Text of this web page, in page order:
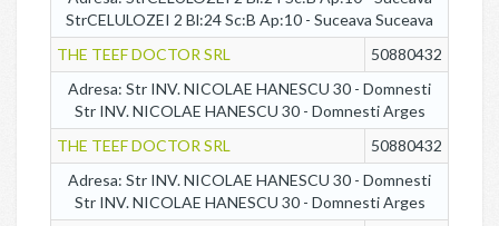
StrCELULOZEI 2 Bl:24 Sc:B Ap:10 - Suceava Suceava
THE TEEF DOCTOR SRL
50880432
Adresa: Str INV. NICOLAE HANESCU 30 - Domnesti
Str INV. NICOLAE HANESCU 30 - Domnesti Arges
THE TEEF DOCTOR SRL
50880432
Adresa: Str INV. NICOLAE HANESCU 30 - Domnesti
Str INV. NICOLAE HANESCU 30 - Domnesti Arges